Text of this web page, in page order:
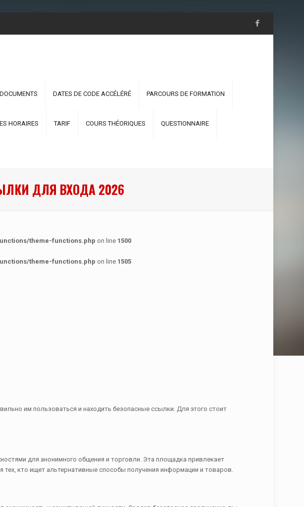
DOCUMENTS DATES DE CODE ACCÉLÉRÉ PARCOURS DE FORMATION
HORAIRES TARIF COURS THÉORIQUES QUESTIONNAIRE
ДЛЯ ВХОДА 2026
theme-functions.php on line 1500
theme-functions.php on line 1505
им пользоваться и находить безопасные ссылки. Для этого стоит
для анонимного общения и торговли. Эта площадка привлекает
тех, кто ищет альтернативные способы получения информации и товаров.